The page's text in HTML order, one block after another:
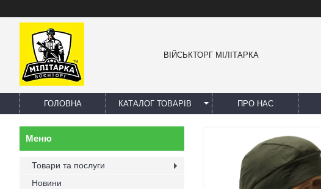
ВІЙСЬКТОРГ МІЛІТАРКА
ГОЛОВНА КАТАЛОГ ТОВАРІВ ПРО НАС
Товари та послуги
Новини